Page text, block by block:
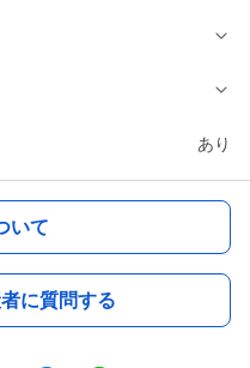
あり
いて
に質問する